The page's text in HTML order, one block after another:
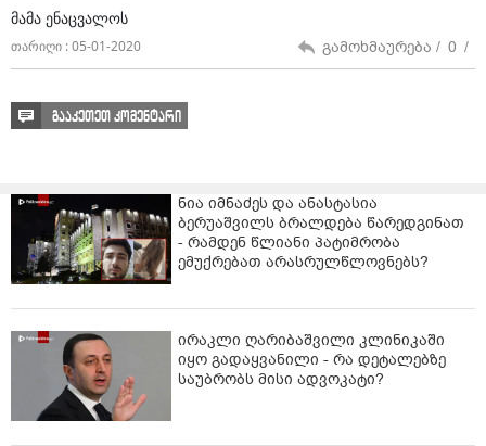
მამა ენაცვალოს
თარიღი : 05-01-2020 გამოხმაურება / 0 /
გააკეთეთ კომენტარი
ნია იმნაძეს და ანასტასია
ბერუაშვილს ბრალდება წარედგინათ
- რამდენ წლიანი პატიმრობა
ემუქრებათ არასრულწლოვნებს?
ირაკლი ღარიბაშვილი კლინიკაში
იყო გადაყვანილი - რა დეტალებზე
საუბრობს მისი ადვოკატი?